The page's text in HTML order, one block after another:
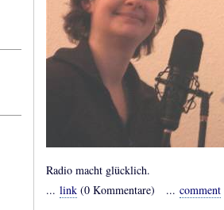
Radio macht glücklich.
... link (0 Kommentare) ... comment